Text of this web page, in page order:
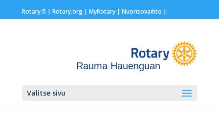
Rotary.fi | Rotary.org| MyRotary | Nuorisovaihto |
Rauma Hauenguan
Valitse sivu